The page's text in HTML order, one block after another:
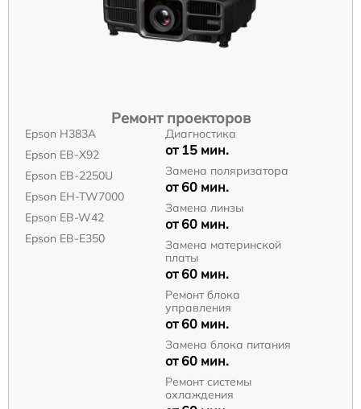
Ремонт проекторов
Epson H383A
Epson EB-X92
Epson EB-2250U
Epson EH-TW7000
Epson EB-W42
Epson EB-E350
Диагностика
от 15 мин.
Замена поляризатора
от 60 мин.
Замена линзы
от 60 мин.
Замена материнской
платы
от 60 мин.
Ремонт блока
управления
от 60 мин.
Замена блока питания
от 60 мин.
Ремонт системы
охлаждения